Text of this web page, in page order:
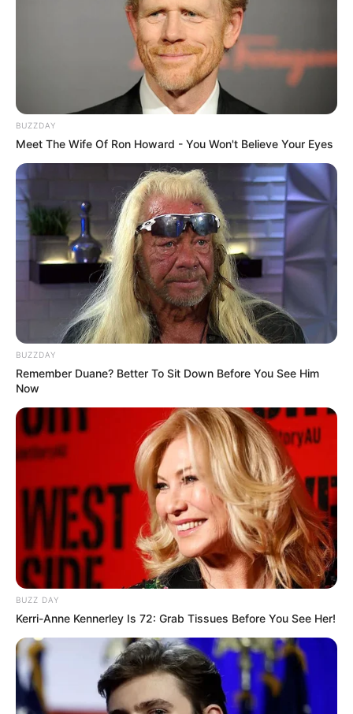
BUZZDAY
Meet The Wife Of Ron Howard - You Won't Believe Your Eyes
BUZZDAY
Remember Duane? Better To Sit Down Before You See Him
Now
BUZZ DAY
Kerri-Anne Kennerley Is 72: Grab Tissues Before You See Her!